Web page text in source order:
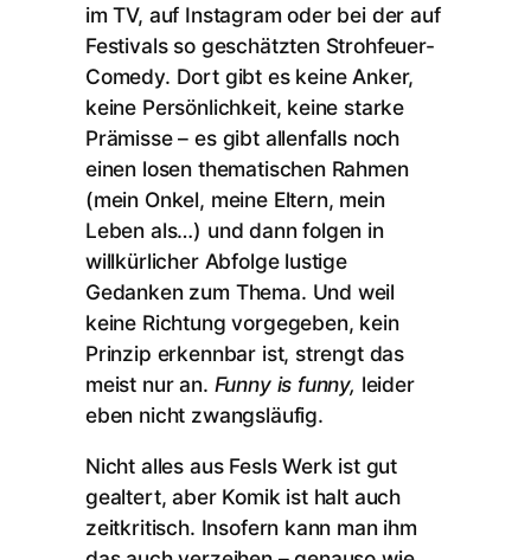
im TV, auf Instagram oder bei der auf
Festivals so geschätzten Strohfeuer-
Comedy. Dort gibt es keine Anker,
keine Persönlichkeit, keine starke
Prämisse – es gibt allenfalls noch
einen losen thematischen Rahmen
(mein Onkel, meine Eltern, mein
Leben als…) und dann folgen in
willkürlicher Abfolge lustige
Gedanken zum Thema. Und weil
keine Richtung vorgegeben, kein
Prinzip erkennbar ist, strengt das
meist nur an. Funny is funny, leider
eben nicht zwangsläufig.
Nicht alles aus Fesls Werk ist gut
gealtert, aber Komik ist halt auch
zeitkritisch. Insofern kann man ihm